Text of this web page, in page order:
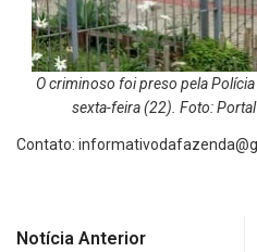
O criminoso foi preso pela
sexta-feira (22). Foto:
Contato:
Notícia Anterior